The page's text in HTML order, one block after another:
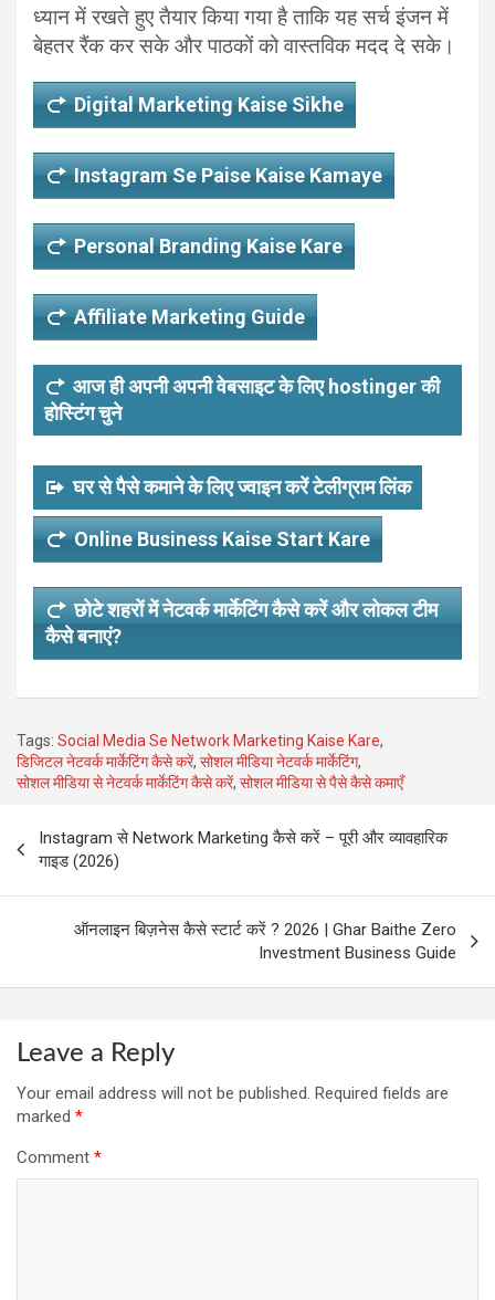
ध्यान में रखते हुए तैयार किया गया है ताकि यह सर्च इंजन में
बेहतर रैंक कर सके और पाठकों को वास्तविक मदद दे सके।
Digital Marketing Kaise Sikhe
Instagram Se Paise Kaise Kamaye
Personal Branding Kaise Kare
Affiliate Marketing Guide
आज ही अपनी अपनी वेबसाइट के लिए hostinger की
होस्टिंग चुने
घर से पैसे कमाने के लिए ज्वाइन करें टेलीग्राम लिंक
Online Business Kaise Start Kare
छोटे शहरों में नेटवर्क मार्केटिंग कैसे करें और लोकल टीम
कैसे बनाएं?
Tags: Social Media Se Network Marketing Kaise Kare,
डिजिटल नेटवर्क मार्केटिंग कैसे करें, सोशल मीडिया नेटवर्क मार्केटिंग,
सोशल मीडिया से नेटवर्क मार्केटिंग कैसे करें, सोशल मीडिया से पैसे कैसे कमाएँ
navigation
Instagram से Network Marketing कैसे करें – पूरी और व्यावहारिक
गाइड (2026)
ऑनलाइन बिज़नेस कैसे स्टार्ट करें ? 2026 | Ghar Baithe Zero
Investment Business Guide
Leave a Reply
Your email address will not be published. Required fields are
marked *
Comment *